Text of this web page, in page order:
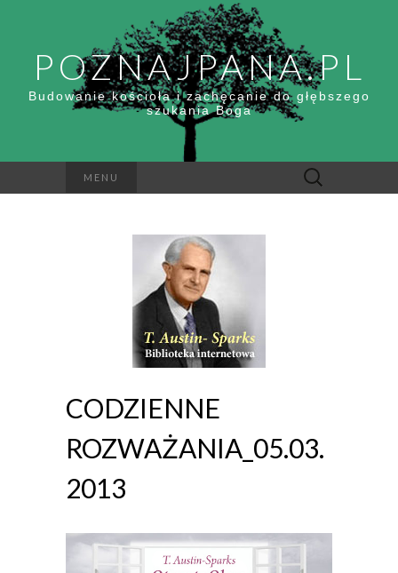
POZNAJPANA.PL
Budowanie kościoła i zachęcanie do głębszego
szukania Boga
MENU Szukaj:
CODZIENNE
ROZWAŻANIA_05.03.
2013